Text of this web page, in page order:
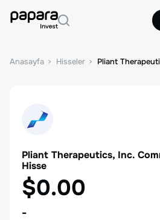
Anasayfa Hisseler Pliant
Pliant Therapeutics, Inc.
Hisse
$0.00
-